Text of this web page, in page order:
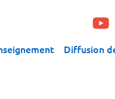
Diffusion